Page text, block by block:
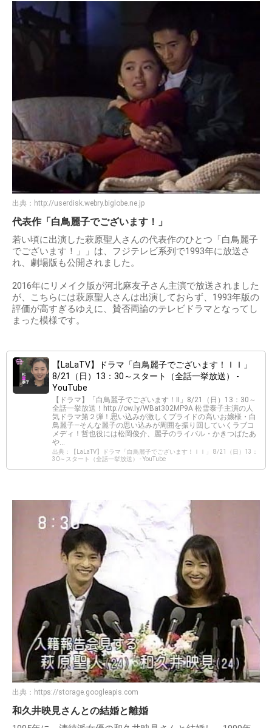
出典： http://userdisk.webry.biglobe.ne.jp
代表作「白鳥麗子でございます！」
若い頃に出演した萩原聖人さんの代表作のひとつ「白鳥麗子
でございます！」」は、フジテレビ系列で1993年に放送さ
れ、劇場版も公開されました。
2016年にリメイク版が河北麻友子さん主演で放送されました
が、こちらには萩原聖人さんは出演しておらず、1993年版の
評価が高すぎるゆえに、賛否両論のテレビドラマとなってし
まった模様です。
【LaLaTV】ドラマ「白鳥麗子でございます！ＩＩ」
8/21（日）13：30～スタート（全話一挙放送） -
YouTube
【ドラマ】「白鳥麗子でございます！Ⅱ」8/21（日）13：30～
全話一挙放送！http://ow.ly/WBat302MP9A 松雪泰子主演の人
気ドラマ第２弾！思い込みが激しくプライドの高いお嬢様・白
鳥麗子―そんな麗子の思い込みが周囲を振り回していくラブコ
メディ！哲也役には松岡俊介、麗子のライバル・かきつばたあ
や...
出典：【LaLaTV】ドラマ「白鳥麗子でございます！ＩＩ」 8/21（日）13：
30～スタート（全話一挙放送） - YouTube
出典： https://storage.googleapis.com
和久井映見さんとの結婚と離婚